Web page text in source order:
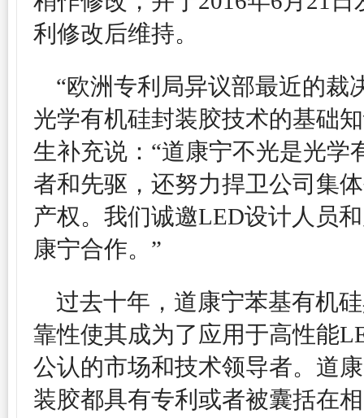
利修改后维持。
“欧洲专利局异议部最近的裁
光学有机硅封装胶技术的基础
生补充说：“道康宁不光是光学
者和先驱，还努力捍卫公司集
产权。我们诚邀LED设计人员
康宁合作。”
过去十年，道康宁苯基有机
靠性使其成为了应用于高性能
公认的市场和技术领导者。道
装胶都具有专利或者被囊括在